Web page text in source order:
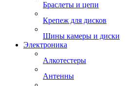
Браслеты и цепи
Крепеж для дисков
Шины камеры и диски
Электроника
Алкотестеры
Антенны